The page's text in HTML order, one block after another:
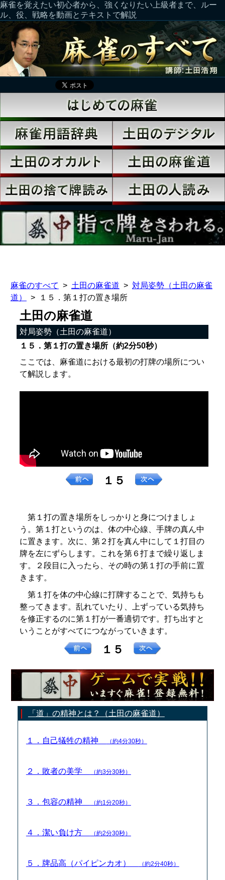
麻雀を覚えたい初心者から、強くなりたい上級者まで、ルー
ル、役、戦略を動画とテキストで解説
麻雀のすべて 土田の麻雀道
対局姿勢（土田の麻雀
道）
１５．第１打の置き場所
土田の麻雀道
対局姿勢（土田の麻雀道）
１５．第１打の置き場所（約2分50秒）
ここでは、麻雀道における最初の打牌の場所につい
て解説します。
１５
第１打の置き場所をしっかりと身につけましょ
う。第１打というのは、体の中心線、手牌の真ん中
に置きます。次に、第２打を真ん中にして１打目の
牌を左にずらします。これを第６打まで繰り返しま
す。２段目に入ったら、その時の第１打の手前に置
きます。
第１打を体の中心線に打牌することで、気持ちも
整ってきます。乱れていたり、上ずっている気持ち
を修正するのに第１打が一番適切です。打ち出すと
いうことがすべてにつながっていきます。
１５
「道」の精神とは？（土田の麻雀道）
１．自己犠牲の精神 （約4分30秒）
２．敗者の美学 （約3分30秒）
３．包容の精神 （約1分20秒）
４．潔い負け方 （約2分30秒）
５．牌品高（パイピンカオ） （約2分40秒）